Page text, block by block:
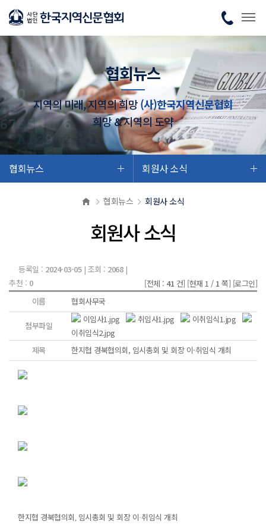
협회뉴스
지역의 미래, 지역의 희망(사)한국지역신문협회
희망 & 지역의 도약
협회뉴스 회원사 소식
협회뉴스 회원사 소식
회원사 소식
등록일 : 2024-03-05| 조회 : 2068|
추천 : 0 [전체 : 41 건] [현재 1 / 1 쪽] [로그인]
이름
협회사무국
첨부파일
이임사1.jpg 취임사1.jpg
이취임식1.jpg
이취임식2.jpg
제목
한지협 경북협의회, 임시총회 및 회장 이·취임식 개최
한지협 경북협의회 , 임시총회 및 회장 이·취임식 개최